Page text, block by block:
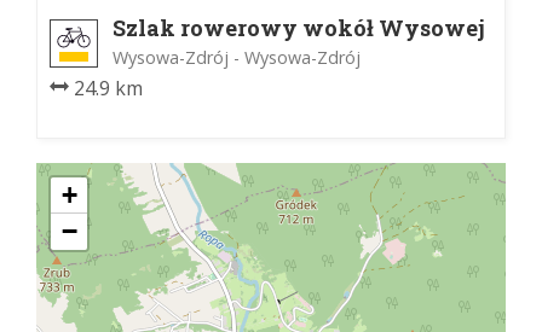
Szlak rowerowy wokół Wysowej
Wysowa-Zdrój - Wysowa-Zdrój
24.9 km
+
−